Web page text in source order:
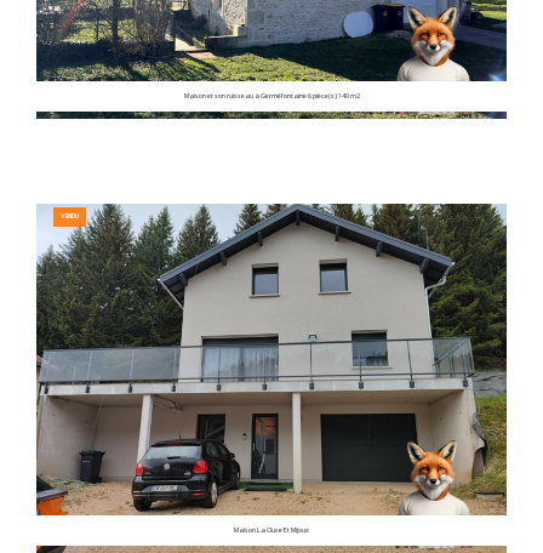
Maison et son ruisseau à Germéfontaine 6 pièce(s) 140 m2
VENDU
Maison La Cluse Et Mijoux